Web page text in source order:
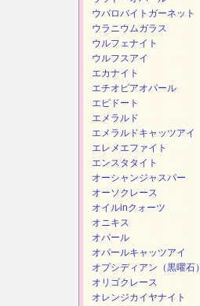
ウバロバイトガーネット
ウラニウムガラス
ウルフェナイト
ウルフスアイ
エカナイト
エチオピアオパール
エピドート
エメラルド
エメラルドキャッツアイ
エレメエファイト
エンスタタイト
オーシャンジャスパー
オーソクレース
オイルinクォーツ
オニキス
オパール
オパールキャッツアイ
オプシディアン（黒曜石）
オリゴクレース
オレンジカイヤナイト